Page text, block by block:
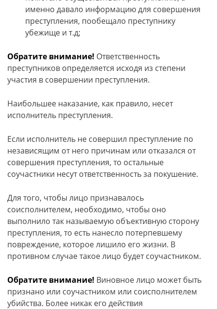
именно давало информацию для совершения
преступления, пообещало преступнику
убежище и т.д;
Обратите внимание! Ответственность
преступников определяется исходя из степени
участия в совершении преступления.
Наибольшее наказание, как правило, несет
исполнитель преступления.
Если исполнитель не совершил преступление по
независящим от него причинам или отказался от
совершения преступления, то остальные
соучастники несут ответственность за покушение.
Для того, чтобы лицо признавалось
соисполнителем, необходимо, чтобы оно
выполнило так называемую объективную сторону
преступления, то есть нанесло потерпевшему
повреждение, которое лишило его жизни. В
противном случае такое лицо будет соучастником.
Обратите внимание! Виновное лицо может быть
признано или соучастником или соисполнителем
убийства. Более никак его действия